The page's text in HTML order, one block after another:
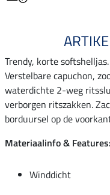
Trendy, korte
Verstelbare capuchon,
waterdichte 2-weg
verborgen ritszakken.
borduursel op de
Materiaalinfo & Features:
Winddicht